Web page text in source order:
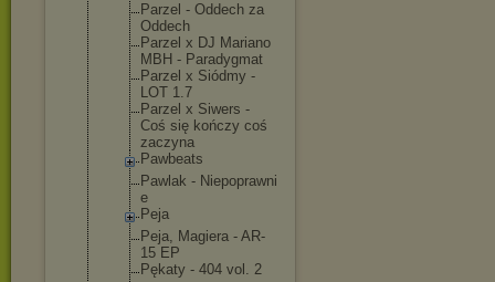
Parzel - Oddech za
Oddech
Parzel x DJ Mariano
MBH - Paradygmat
Parzel x Siódmy -
LOT 1.7
Parzel x Siwers -
Coś się kończy coś
zaczyna
Pawbeats
Pawlak - Niepoprawni
e
Peja
Peja, Magiera - AR-
15 EP
Pękaty - 404 vol. 2